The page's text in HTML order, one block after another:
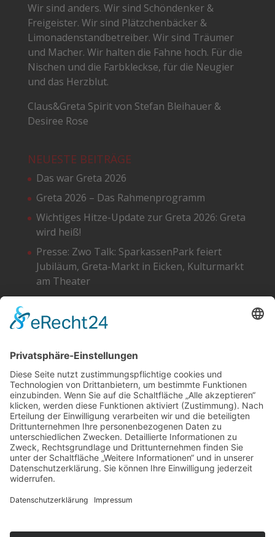
Wir sind anders. Wir sind Schöndenker &
Freigeister. Wir sind Plätzchenbäcker &
Limonadenstandbetreiber. Wir sind Träumer
und Macher. Wir halten die Fahne hoch. Für die
Nischen und die Farbkleckse, für die Neugier
und das Herzblut.
Claus&Greta Spirit von Stefan Bleihauer &
Desiree Rose
NEUESTE BEITRÄGE
Das war Greta 2026
Greta 2026 – Das Rahmenprogramm
Wichtiges Hitze-Update zur Greta 2026: Greta
wird heiß!
Presse: Zwo Talk: SparkassenPark feiert
Jubiläum, Greta-Markt in Eicken, Kulturmarkt
am Theater
Greta 2026 – Die Standpläne
Facebook
Instagram
SoundCloud
YouTube
Cookie-Einstellungen